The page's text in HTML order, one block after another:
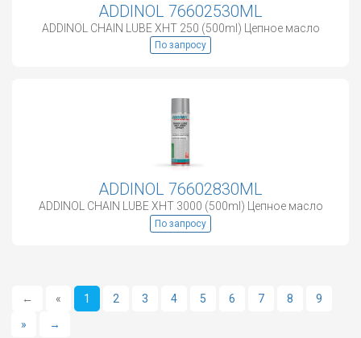
ADDINOL 76602530ML
ADDINOL CHAIN LUBE XHT 250 (500ml) Цепное масло
По запросу
ADDINOL 76602830ML
ADDINOL CHAIN LUBE XHT 3000 (500ml) Цепное масло
По запросу
← « 1 2 3 4 5 6 7 8
9
»
→